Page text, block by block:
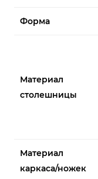
Форма
Материал
столешницы
Материал
каркаса/ножек